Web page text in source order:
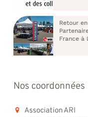
Retour
France à
Nos coordonnées
Association ARI